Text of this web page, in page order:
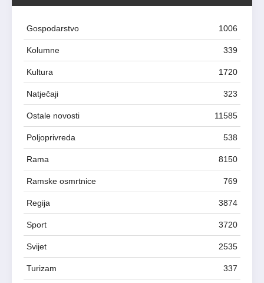
Gospodarstvo 1006
Kolumne 339
Kultura 1720
Natječaji 323
Ostale novosti 11585
Poljoprivreda 538
Rama 8150
Ramske osmrtnice 769
Regija 3874
Sport 3720
Svijet 2535
Turizam 337